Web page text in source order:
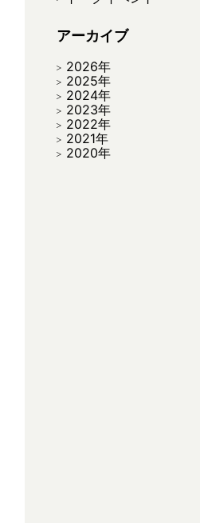
アーカイブ
2026年
2025年
2024年
2023年
2022年
2021年
2020年